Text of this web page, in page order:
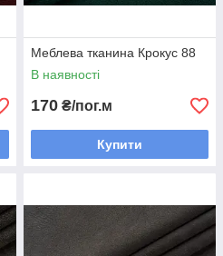
Меблева тканина Крокус 88
В наявності
170 ₴/пог.м
Купити